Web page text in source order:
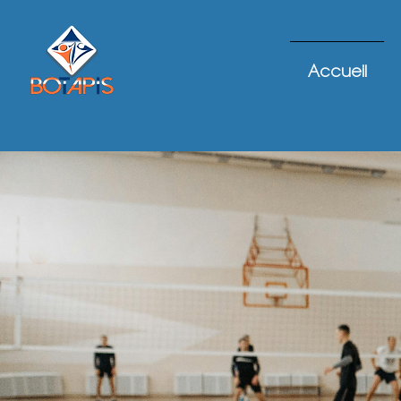
Accueil